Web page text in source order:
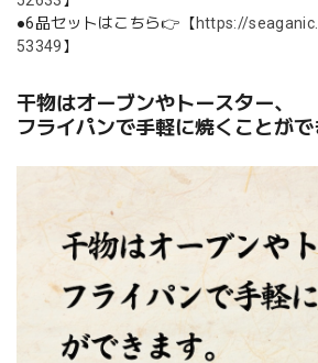
●6品セットはこちら👉【https://
53349】
干物はオーブンやトースター、
フライパンで手軽に焼くことがで